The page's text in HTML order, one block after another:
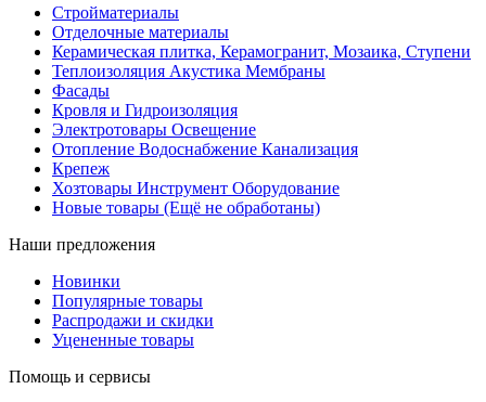
Стройматериалы
Отделочные материалы
Керамическая плитка, Керамогранит, Мозаика, Ступени
Теплоизоляция Акустика Мембраны
Фасады
Кровля и Гидроизоляция
Электротовары Освещение
Отопление Водоснабжение Канализация
Крепеж
Хозтовары Инструмент Оборудование
Новые товары (Ещё не обработаны)
Наши предложения
Новинки
Популярные товары
Распродажи и скидки
Уцененные товары
Помощь и сервисы